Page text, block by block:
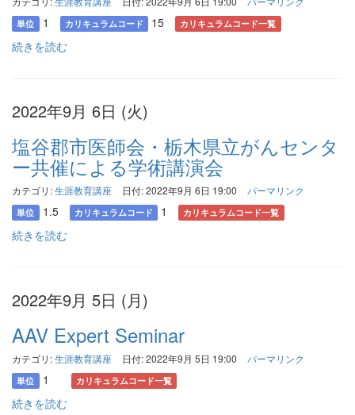
単位 1 カリキュラムコード 15 カリキュラムコード一覧
続きを読む
2022年9月 6日 (火)
塩谷郡市医師会・栃木県立がんセンタ
ー共催による学術講演会
カテゴリ:生涯教育講座 日付: 2022年9月 6日 19:00 パーマリンク
単位 1.5 カリキュラムコード 1 カリキュラムコード一覧
続きを読む
2022年9月 5日 (月)
AAV Expert Seminar
カテゴリ:生涯教育講座 日付: 2022年9月 5日 19:00 パーマリンク
単位 1 カリキュラムコード一覧
続きを読む